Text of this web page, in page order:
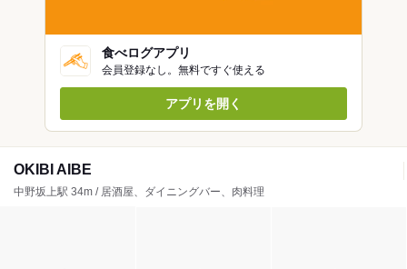
食べログアプリ
会員登録なし。無料ですぐ使える
アプリを開く
OKIBI AIBE
中野坂上駅 34m / 居酒屋、ダイニングバー、肉料理